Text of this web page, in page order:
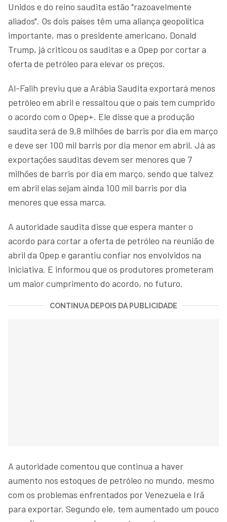
Unidos e do reino saudita estão "razoavelmente
aliados". Os dois países têm uma aliança geopolítica
importante, mas o presidente americano, Donald
Trump, já criticou os sauditas e a Opep por cortar a
oferta de petróleo para elevar os preços.
Al-Falih previu que a Arábia Saudita exportará menos
petróleo em abril e ressaltou que o país tem cumprido
o acordo com o Opep+. Ele disse que a produção
saudita será de 9,8 milhões de barris por dia em março
e deve ser 100 mil barris por dia menor em abril. Já as
exportações sauditas devem ser menores que 7
milhões de barris por dia em março, sendo que talvez
em abril elas sejam ainda 100 mil barris por dia
menores que essa marca.
A autoridade saudita disse que espera manter o
acordo para cortar a oferta de petróleo na reunião de
abril da Opep e garantiu confiar nos envolvidos na
iniciativa. E informou que os produtores prometeram
um maior cumprimento do acordo, no futuro.
CONTINUA DEPOIS DA PUBLICIDADE
A autoridade comentou que continua a haver
aumento nos estoques de petróleo no mundo, mesmo
com os problemas enfrentados por Venezuela e Irã
para exportar. Segundo ele, tem aumentado um pouco